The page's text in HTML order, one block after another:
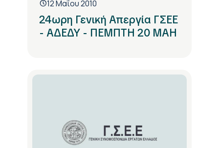
12 Μαΐου 2010
24ωρη Γενική Απεργία ΓΣΕΕ
- ΑΔΕΔΥ - ΠΕΜΠΤΗ 20 ΜΑΗ